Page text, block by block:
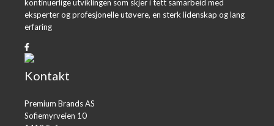
kontinuerlige utviklingen som skjer i tett samarbeid med
eksperter og profesjonelle utøvere, en sterk lidenskap og lang
erfaring
Kontakt
Premium Brands AS
Sofiemyrveien 10